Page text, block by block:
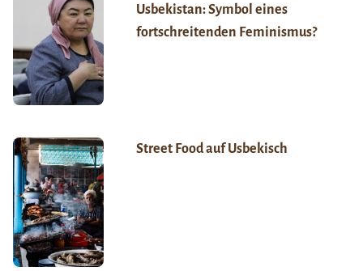
Usbekistan: Symbol eines
fortschreitenden Feminismus?
Street Food auf Usbekisch